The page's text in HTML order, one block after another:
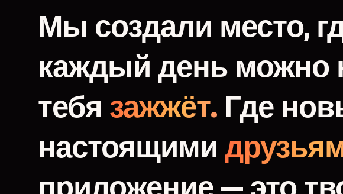
Мы создали место,
каждый день можно
тебя зажжёт. Где
настоящими